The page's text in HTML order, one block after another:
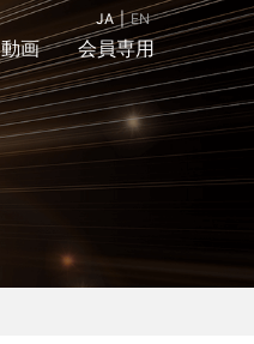
JA EN
セスマップ
画 会員専用